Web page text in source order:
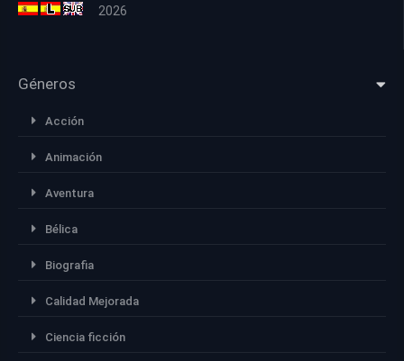
2026
Géneros
Acción
Animación
Aventura
Bélica
Biografia
Calidad Mejorada
Ciencia ficción